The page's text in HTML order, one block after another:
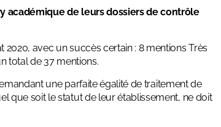
académique de leurs dossiers de contrôle
avec un succès certain : 8 mentions Très
total de 37 mentions.
une parfaite égalité de traitement de
que soit le statut de leur établissement, ne doit